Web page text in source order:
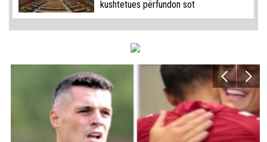
kushtetues përfundon sot